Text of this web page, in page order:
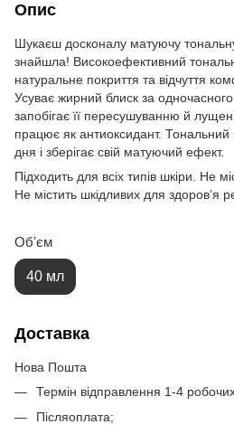
Опис
Шукаєш досконалу матуючу
знайшла! Високоефективний
натуральне покриття та відчуття
Усуває жирний блиск за
запобігає її пересушуванню й
працює як антиоксидант.
дня і зберігає свій матуючий ефект.
Підходить для всіх типів шкіри. Не
Не містить шкідливих для здоров’я
Обʼєм
40 мл
Доставка
Нова Пошта
Термін відправлення 1-4
Післяоплата;